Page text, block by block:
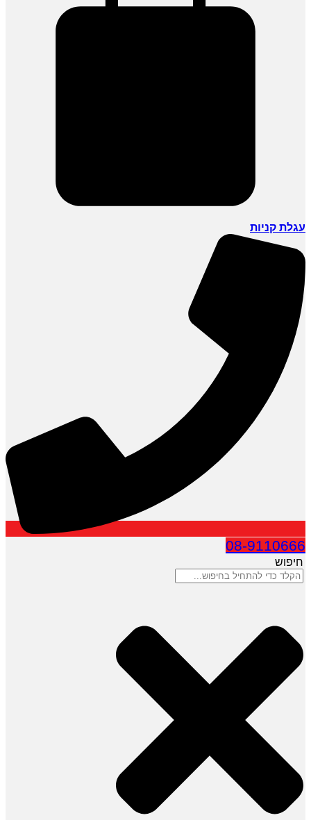
עגלת קניות
08-9110666
חיפוש